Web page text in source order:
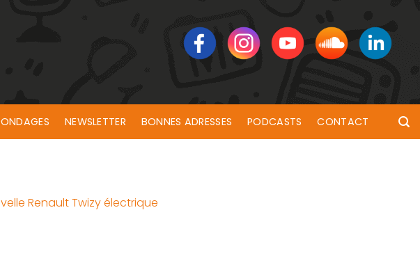
NEWSLETTER BONNES ADRESSES PODCASTS CONTACT
Renault Twizy électrique